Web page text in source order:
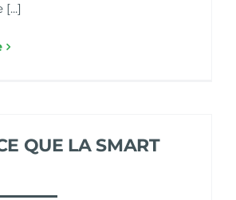
QUE LA SMART